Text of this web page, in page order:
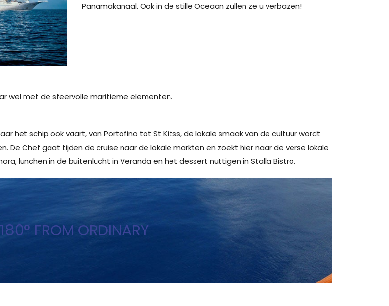
Panamakanaal. Ook in de stille Oceaan zullen ze u verbazen!
wel met de sfeervolle maritieme elementen.
het schip ook vaart, van Portofino tot St Kitss, de lokale smaak van de cultuur wordt
De Chef gaat tijden de cruise naar de lokale markten en zoekt hier naar de verse lokale
lunchen in de buitenlucht in Veranda en het dessert nuttigen in Stalla Bistro.
180° FROM ORDINARY